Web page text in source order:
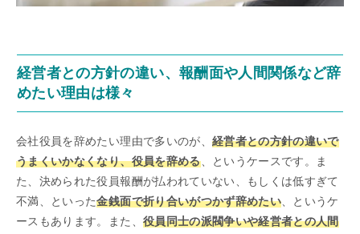
経営者との方針の違い、報酬面や人間関係など辞
めたい理由は様々
会社役員を辞めたい理由で多いのが、 経営者との方針の違いで
うまくいかなくなり、役員を辞める、というケースです。ま
た、決められた役員報酬が払われていない、もしくは低すぎて
不満、といった金銭面で折り合いがつかず辞めたい 、というケ
ースもあります。また、 役員同士の派閥争いや経営者との人間